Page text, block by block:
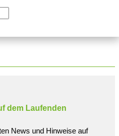
zu finden.
dem Laufenden
News und Hinweise auf